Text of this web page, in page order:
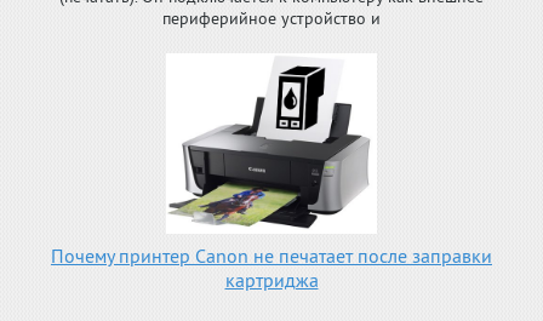
периферийное устройство и
Почему принтер Canon не печатает после заправки
картриджа